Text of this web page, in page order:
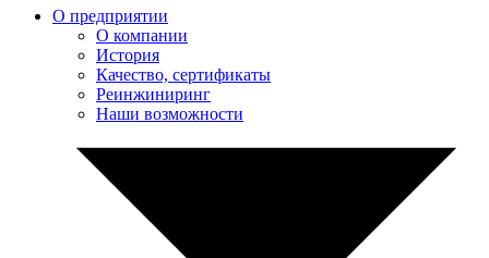
О предприятии
О компании
История
Качество, сертификаты
Реинжиниринг
Наши возможности